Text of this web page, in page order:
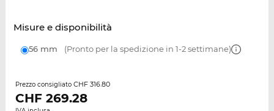
Misure e disponibilità
56 mm (Pronto per la spedizione in 1-2 settimane)
Prezzo consigliato CHF 316.80
CHF 269.28